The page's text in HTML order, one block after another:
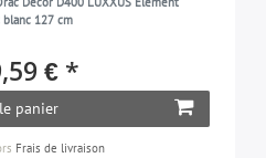
127 cm
€ *
panier
Frais de livraison